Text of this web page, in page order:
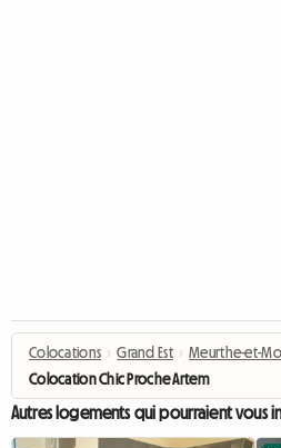
Colocations › Grand Est › Meurthe-et-
Colocation Chic Proche Artem
Autres logements qui pourraient vous